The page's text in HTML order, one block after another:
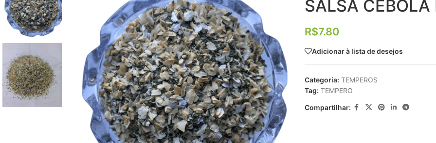
SALSA
R$7.80
Adicionar à lista de desejos
Categoria: TEMPEROS
Tag: TEMPERO
Compartilhar: